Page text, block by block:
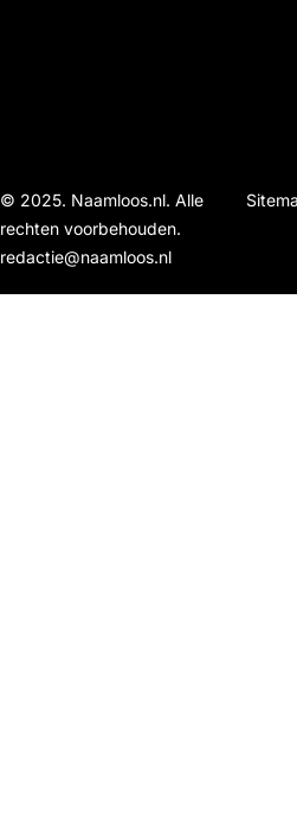
© 2025. Naamloos.nl. Alle
rechten voorbehouden.
redactie@naamloos.nl